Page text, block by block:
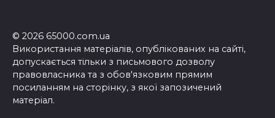
© 2026 65000.com.ua
Використання матеріалів, опублікованих на сайті,
допускається тільки з письмового дозволу
правовласника та з обов'язковим прямим
посиланням на сторінку, з якої запозичений
матеріал.